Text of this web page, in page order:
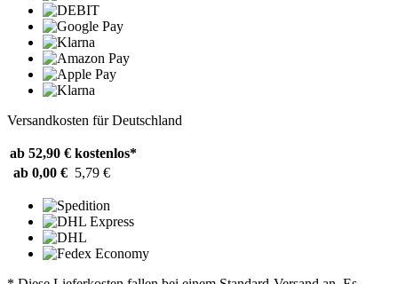
Versandkosten für Deutschland
ab 52,90 € kostenlos*
ab 0,00 € 5,79 €